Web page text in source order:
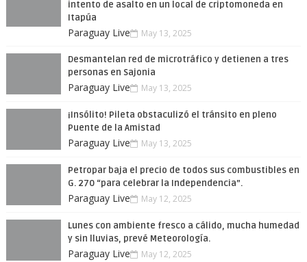
intento de asalto en un local de criptomoneda en
Itapúa
Paraguay Live May 13, 2025
Desmantelan red de microtráfico y detienen a tres
personas en Sajonia
Paraguay Live May 13, 2025
¡Insólito! Pileta obstaculizó el tránsito en pleno
Puente de la Amistad
Paraguay Live May 13, 2025
Petropar baja el precio de todos sus combustibles en
G. 270 “para celebrar la Independencia”.
Paraguay Live May 12, 2025
Lunes con ambiente fresco a cálido, mucha humedad
y sin lluvias, prevé Meteorología.
Paraguay Live May 12, 2025